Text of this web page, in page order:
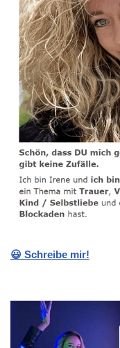
😃 Schreibe mir!